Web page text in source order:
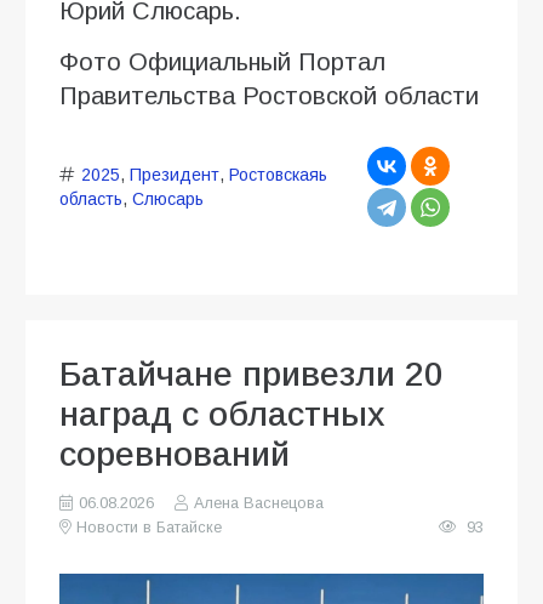
Юрий Слюсарь.
Фото Официальный Портал
Правительства Ростовской области
2025, Президент, Ростовскаяь
область, Слюсарь
Батайчане привезли 20
наград с областных
соревнований
06.08.2026
Алена Васнецова
Новости в Батайске
93